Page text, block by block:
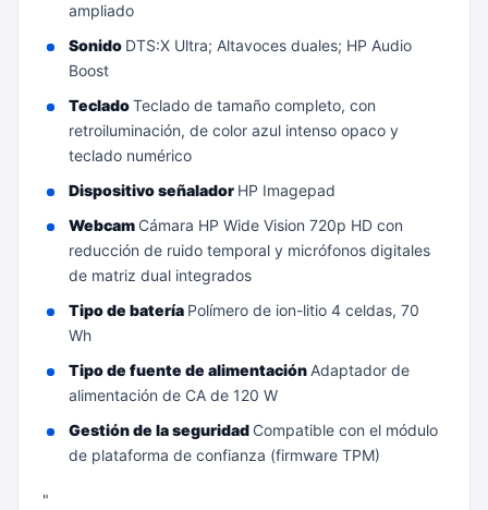
ampliado
Sonido DTS:X Ultra; Altavoces duales; HP Audio
Boost
TecladoTeclado de tamaño completo, con
retroiluminación, de color azul intenso opaco y
teclado numérico
Dispositivo señalador HP Imagepad
Webcam Cámara HP Wide Vision 720p HD con
reducción de ruido temporal y micrófonos digitales
de matriz dual integrados
Tipo de batería Polímero de ion-litio 4 celdas, 70
Wh
Tipo de fuente de alimentación Adaptador de
alimentación de CA de 120 W
Gestión de la seguridad Compatible con el módulo
de plataforma de confianza (firmware TPM)
"